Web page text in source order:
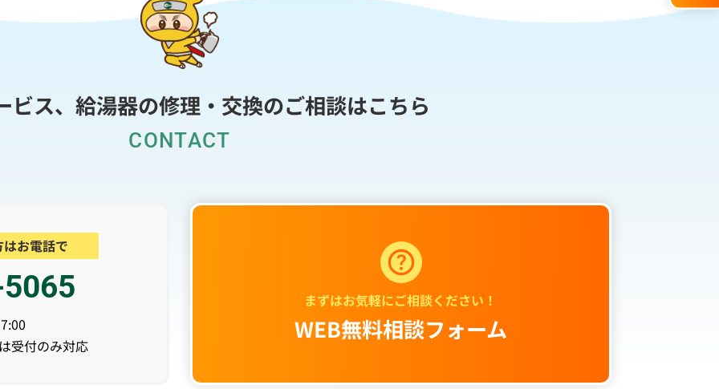
ビス、給湯器の修理・ 交換のご相談はこちら
お電話で
受付のみ対応
まずはお気軽にご相談ください！
WEB無料相談フォーム